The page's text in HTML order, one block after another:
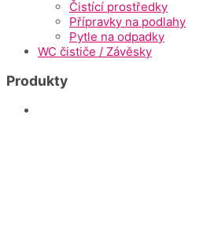
Čistící prostředky
Přípravky na podlahy
Pytle na odpadky
WC čističe / Závěsky
Produkty